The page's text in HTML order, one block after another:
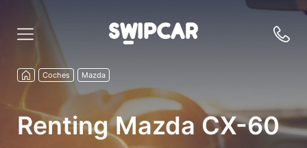
Coches Mazda
Renting Mazda CX-60